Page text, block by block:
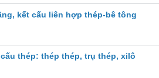
kết cấu liên hợp thép-bê tông
thép: thép thép, trụ thép, xilô